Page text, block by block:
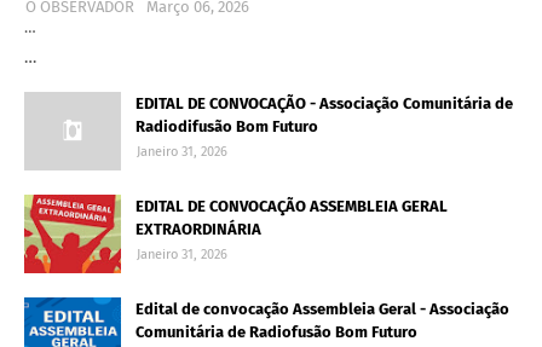
O OBSERVADOR
Março 06, 2026
…
…
EDITAL DE CONVOCAÇÃO - Associação Comunitária de
Radiodifusão Bom Futuro
Janeiro 31, 2026
EDITAL DE CONVOCAÇÃO ASSEMBLEIA GERAL
EXTRAORDINÁRIA
Janeiro 31, 2026
Edital de convocação Assembleia Geral - Associação
Comunitária de Radiofusão Bom Futuro